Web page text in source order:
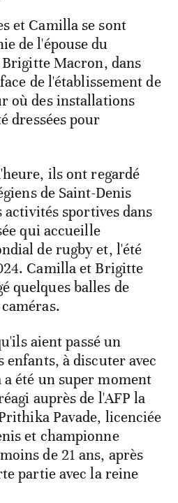
et Camilla se sont
de l'épouse du
Macron, dans
de l'établissement de
où des installations
dressées pour
ils ont regardé
de Saint-Denis
activités sportives dans
qui accueille
de rugby et, l'été
Camilla et Brigitte
quelques balles de
aient passé un
enfants, à discuter avec
été un super moment
auprès de l'AFP la
Pavade, licenciée
et championne
de 21 ans, après
partie avec la reine